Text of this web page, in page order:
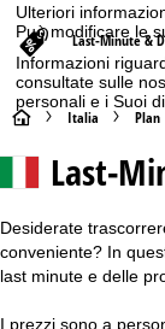
Ulteriori
Può modificare le
Informazioni
consultate sulle
personali e i Suoi
Last-Minute &
H
e
Italia Plan
Last-
Desiderate
conveniente? In
last minute e delle
I prezzi sono a